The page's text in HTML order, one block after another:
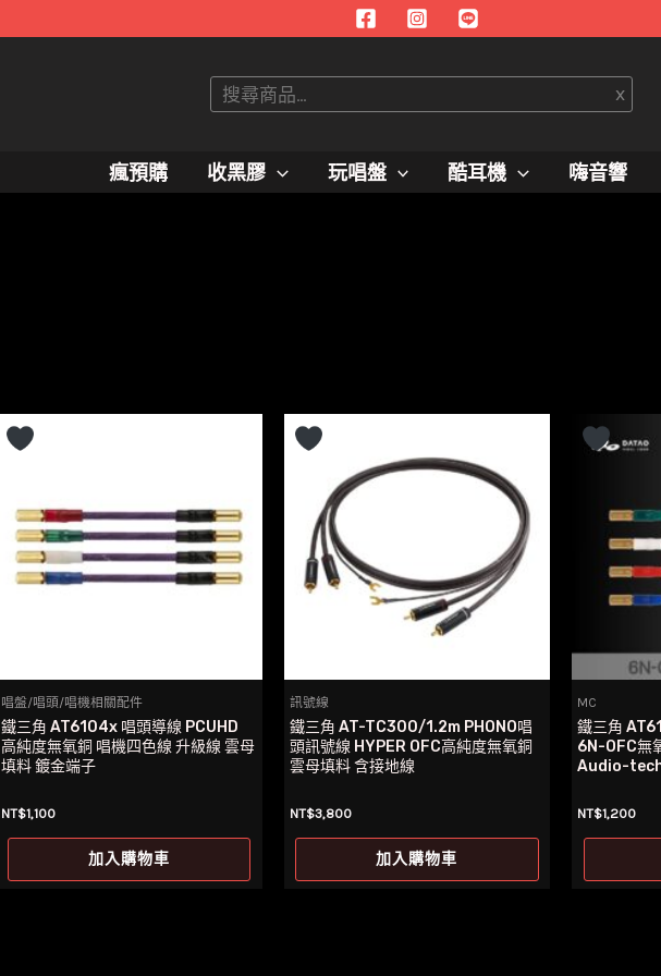
搜
x
瘋預購 收黑膠 玩唱盤 酷耳機 嗨音響
唱盤/唱頭/唱機相關配件
鐵三角 AT6104x 唱頭導線 PCUHD
高純度無氧銅 唱機四色線 升級線 雲母
填料 鍍金端子
NT$1,100
加入購物車
訊號線
鐵三角 AT-TC300/1.2m PHONO唱
頭訊號線 HYPER OFC高純度無氧銅
雲母填料 含接地線
NT$3,800
加入購物車
MC
鐵三角
6N-OFC無
Audio-
NT$1,200